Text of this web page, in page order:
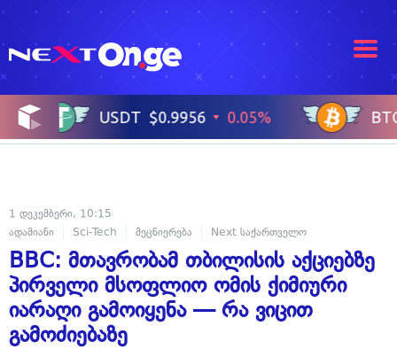
1 დეკემბერი, 10:15
ადამიანი
Sci-Tech მეცნიერება Next საქართველო
BBC: მთავრობამ თბილისის აქციებზე
პირველი მსოფლიო ომის ქიმიური
იარაღი გამოიყენა — რა ვიცით
გამოძიებაზე